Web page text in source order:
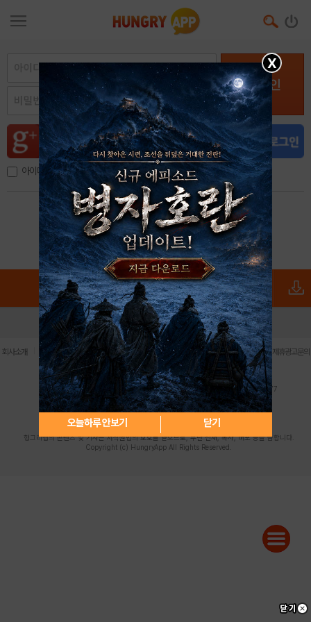
로그인
아이디, 이메일 저장
아이디 / 비밀번호 찾기 회원가입
X
오늘하루 안보기 닫기
로그인 PC버전 전체앱
회사소개 이용약관 | 개인정보 처리방침 | 청소년 보호정책 | 불법촬영물 신고센터 | 제휴광고문의
사업자등록번호:119-86-61101 (주)스마트나우 대표이사:송현두
주소: 서울시 금천구 가산디지털1로 171 연락처:063-284-8635 팩스:02-6265-0377
청소년보호책임자:김동욱desk@hungryapp.co.kr
등록번호:서울아02322 | 등록일자:2016년4월25일
발행인:(주)스마트나우 송현두 | 편집인:김동욱
헝그리앱의 콘텐츠 및 기사는 저작권법의 보호를 받으므로, 무단 전재, 복사, 배포 등을 금합니다.
Copyright (c) HungryApp All Rights Reserved.